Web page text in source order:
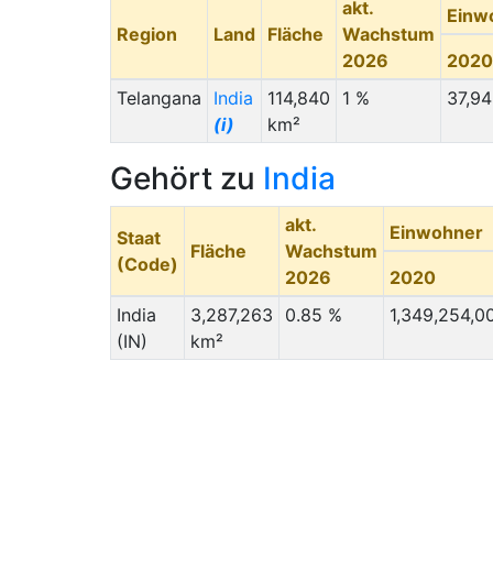
Region Land Fläche
akt.
Wachstum
2026
2020
Telangana
India
(i)
114,840
km²
1 %
Gehört zu India
Staat
(Code)
Fläche
akt.
Wachstum
2026
Einwohner
2020
India
(IN)
3,287,263
km²
0.85 %